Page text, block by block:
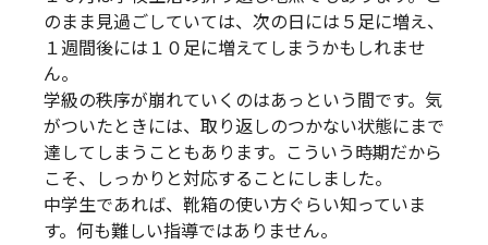
のまま見過ごしていては、次の日には５足に増え、
１週間後には１０足に増えてしまうかもしれませ
ん。
学級の秩序が崩れていくのはあっという間です。気
がついたときには、取り返しのつかない状態にまで
達してしまうこともあります。こういう時期だから
こそ、しっかりと対応することにしました。
中学生であれば、靴箱の使い方ぐらい知っていま
す。何も難しい指導ではありません。